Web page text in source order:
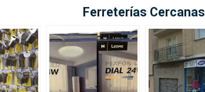
Ferreterías Cercanas